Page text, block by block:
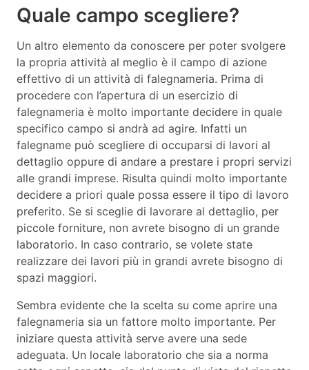
Quale campo scegliere?
Un altro elemento da conoscere per poter svolgere
la propria attività al meglio è il campo di azione
effettivo di un attività di falegnameria. Prima di
procedere con l’apertura di un esercizio di
falegnameria è molto importante decidere in quale
specifico campo si andrà ad agire. Infatti un
falegname può scegliere di occuparsi di lavori al
dettaglio oppure di andare a prestare i propri servizi
alle grandi imprese. Risulta quindi molto importante
decidere a priori quale possa essere il tipo di lavoro
preferito. Se si sceglie di lavorare al dettaglio, per
piccole forniture, non avrete bisogno di un grande
laboratorio. In caso contrario, se volete state
realizzare dei lavori più in grandi avrete bisogno di
spazi maggiori.
Sembra evidente che la scelta su come aprire una
falegnameria sia un fattore molto importante. Per
iniziare questa attività serve avere una sede
adeguata. Un locale laboratorio che sia a norma